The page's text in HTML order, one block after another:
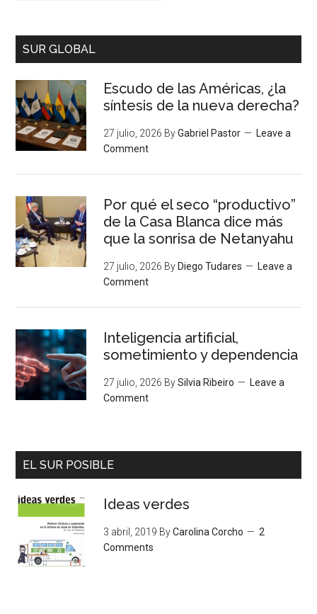
SUR GLOBAL
Escudo de las Américas, ¿la
síntesis de la nueva derecha?
27 julio, 2026 ByGabriel Pastor
Leave a
Comment
Por qué el seco “productivo”
de la Casa Blanca dice más
que la sonrisa de Netanyahu
27 julio, 2026 By Diego Tudares
Leave a
Comment
Inteligencia artificial,
sometimiento y dependencia
27 julio, 2026 BySilvia Ribeiro
Leave a
Comment
EL SUR POSIBLE
Ideas verdes
3 abril, 2019 ByCarolina Corcho
2
Comments